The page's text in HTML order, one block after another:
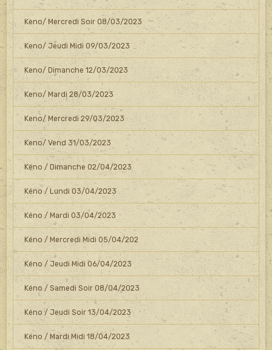
Keno/ Mercredi Soir 08/03/2023
Keno/ Jeudi Midi 09/03/2023
Keno/ Dimanche 12/03/2023
Keno/ Mardi 28/03/2023
Keno/ Mercredi 29/03/2023
Keno/ Vend 31/03/2023
Kéno / Dimanche 02/04/2023
Kéno / Lundi 03/04/2023
Kéno / Mardi 03/04/2023
Kéno / Mercredi Midi 05/04/202
Kéno / Jeudi Midi 06/04/2023
Kéno / Samedi Soir 08/04/2023
Kéno / Jeudi Soir 13/04/2023
Kéno / Mardi Midi 18/04/2023